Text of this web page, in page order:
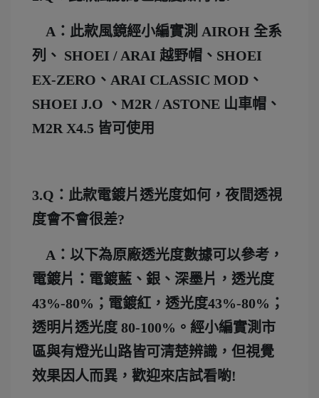
A：此款風鏡經小編實測 AIROH 全系
列、 SHOEI / ARAI 越野帽、SHOEI
EX-ZERO、ARAI CLASSIC MOD、
SHOEI J.O 、M2R / ASTONE 山車帽、
M2R X4.5 皆可使用
3.Q：此款電鍍片透光度如何，夜間透視
度會不會很差?
A：以下為原廠透光度數據可以參考，
電鍍片：電鍍藍、銀、深墨片，透光度
43%-80%；電鍍紅，透光度43%-80%；
透明片透光度 80-100%。經小編實測市
區與有燈光山路皆可清楚辨識，但視覺
效果因人而異，歡迎來店試看喲!